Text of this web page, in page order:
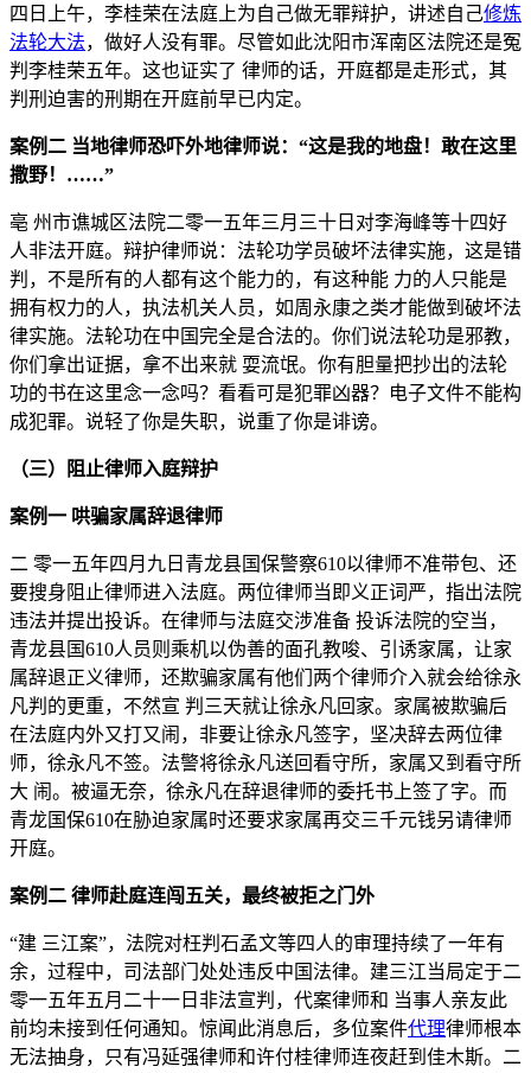
四日上午，李桂荣在法庭上为自己做无罪辩护，讲述自己修炼
法轮大法，做好人没有罪。尽管如此沈阳市浑南区法院还是冤
判李桂荣五年。这也证实了 律师的话，开庭都是走形式，其
判刑迫害的刑期在开庭前早已内定。
案例二 当地律师恐吓外地律师说：“这是我的地盘！敢在这里
撒野！……”
亳 州市谯城区法院二零一五年三月三十日对李海峰等十四好
人非法开庭。辩护律师说：法轮功学员破坏法律实施，这是错
判，不是所有的人都有这个能力的，有这种能 力的人只能是
拥有权力的人，执法机关人员，如周永康之类才能做到破坏法
律实施。法轮功在中国完全是合法的。你们说法轮功是邪教，
你们拿出证据，拿不出来就 耍流氓。你有胆量把抄出的法轮
功的书在这里念一念吗？看看可是犯罪凶器？电子文件不能构
成犯罪。说轻了你是失职，说重了你是诽谤。
（三）阻止律师入庭辩护
案例一 哄骗家属辞退律师
二 零一五年四月九日青龙县国保警察610以律师不准带包、还
要搜身阻止律师进入法庭。两位律师当即义正词严，指出法院
违法并提出投诉。在律师与法庭交涉准备 投诉法院的空当，
青龙县国610人员则乘机以伪善的面孔教唆、引诱家属，让家
属辞退正义律师，还欺骗家属有他们两个律师介入就会给徐永
凡判的更重，不然宣 判三天就让徐永凡回家。家属被欺骗后
在法庭内外又打又闹，非要让徐永凡签字，坚决辞去两位律
师，徐永凡不签。法警将徐永凡送回看守所，家属又到看守所
大 闹。被逼无奈，徐永凡在辞退律师的委托书上签了字。而
青龙国保610在胁迫家属时还要求家属再交三千元钱另请律师
开庭。
案例二 律师赴庭连闯五关，最终被拒之门外
“建 三江案”，法院对枉判石孟文等四人的审理持续了一年有
余，过程中，司法部门处处违反中国法律。建三江当局定于二
零一五年五月二十一日非法宣判，代案律师和 当事人亲友此
前均未接到任何通知。惊闻此消息后，多位案件代理律师根本
无法抽身，只有冯延强律师和许付桂律师连夜赶到佳木斯。二